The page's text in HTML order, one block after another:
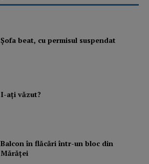
Şofa beat, cu permisul suspendat
I-aţi văzut?
Balcon în flăcări într-un bloc din
Mărăţei